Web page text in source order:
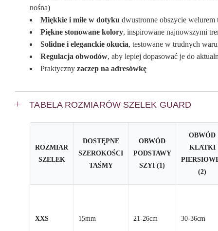
nośna)
Miękkie i miłe w dotyku dwustronne obszycie
Piękne stonowane kolory, inspirowane najnowszymi
Solidne i eleganckie okucia, testowane w trudnych
Regulacja obwodów, aby lepiej dopasować je do
Praktyczny zaczep na adresówkę
TABELA ROZMIARÓW SZELEK GUARD
ROZMIAR
SZELEK
DOSTĘPNE
SZEROKOŚCI
TAŚMY
OBWÓD
PODSTAWY
SZYI (1)
OBWÓD
KLATKI
(2)
XXS 15mm 21-26cm 30-36cm